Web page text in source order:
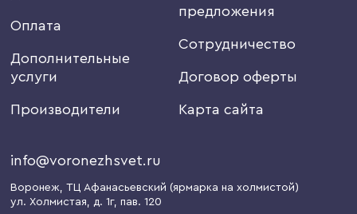
Оплата
Дополнительные
услуги
Производители
предложения
Сотрудничество
Договор оферты
Карта сайта
info@voronezhsvet.ru
Воронеж, ТЦ Афанасьевский (ярмарка на холмистой)
ул. Холмистая, д. 1г, пав. 120